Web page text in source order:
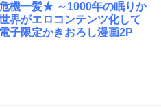
機一髪★ ～1000年の眠りか
界がエロコンテンツ化して
子限定かきおろし漫画2P